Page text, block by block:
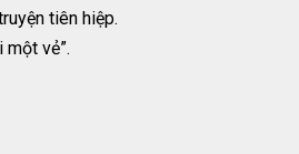
tiên hiệp.
vẻ”.